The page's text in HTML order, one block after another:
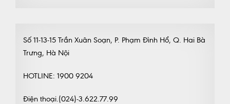
Số 11-13-15 Trần Xuân Soạn, P. Phạm Đình Hổ, Q. Hai Bà
Trưng, Hà Nội
HOTLINE: 1900 9204
Điện thoại.(024)-3.622.77.99